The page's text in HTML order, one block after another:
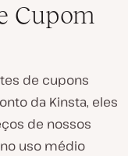
Cupom
de cupons
da Kinsta, eles
de nossos
uso médio